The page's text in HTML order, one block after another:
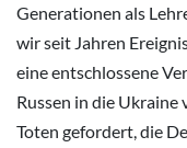
Generationen als
wir seit Jahren
eine entschlossene
Russen in die Ukraine
Toten gefordert, die